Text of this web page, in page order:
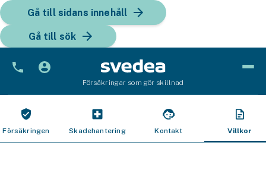
Gå till sidans innehåll
Gå till sök
Försäkringar som gör skillnad
Bilförsäkring
Försäkringen Skadehantering Kontakt Villkor